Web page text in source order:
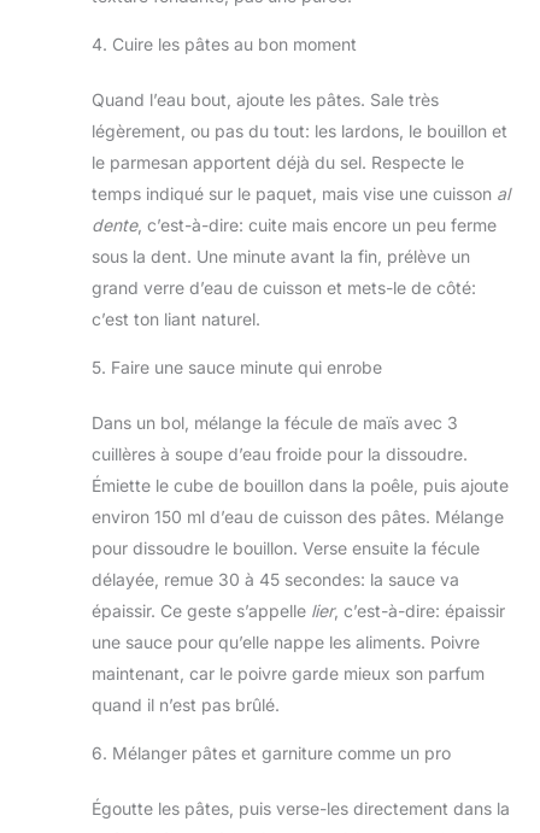
4. Cuire les pâtes au bon moment
Quand l’eau bout, ajoute les pâtes. Sale très
légèrement, ou pas du tout: les lardons, le bouillon et
le parmesan apportent déjà du sel. Respecte le
temps indiqué sur le paquet, mais vise une cuisson al
dente, c’est-à-dire: cuite mais encore un peu ferme
sous la dent. Une minute avant la fin, prélève un
grand verre d’eau de cuisson et mets-le de côté:
c’est ton liant naturel.
5. Faire une sauce minute qui enrobe
Dans un bol, mélange la fécule de maïs avec 3
cuillères à soupe d’eau froide pour la dissoudre.
Émiette le cube de bouillon dans la poêle, puis ajoute
environ 150 ml d’eau de cuisson des pâtes. Mélange
pour dissoudre le bouillon. Verse ensuite la fécule
délayée, remue 30 à 45 secondes: la sauce va
épaissir. Ce geste s’appelle lier, c’est-à-dire: épaissir
une sauce pour qu’elle nappe les aliments. Poivre
maintenant, car le poivre garde mieux son parfum
quand il n’est pas brûlé.
6. Mélanger pâtes et garniture comme un pro
Égoutte les pâtes, puis verse-les directement dans la